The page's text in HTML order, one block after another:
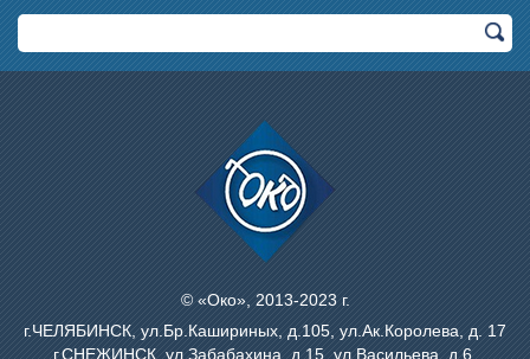
© «Око», 2013-2023 г.
г.ЧЕЛЯБИНСК, ул.Бр.Кашириных, д.105, ул.Ак.Королева, д. 17
г.СНЕЖИНСК, ул.Забабахина, д.15, ул.Васильева, д.6,